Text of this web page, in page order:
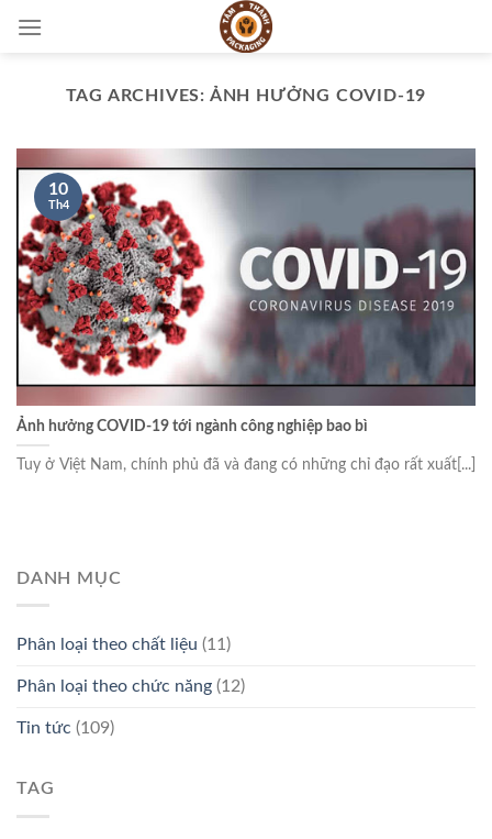
TAG ARCHIVES: ẢNH HƯỞNG COVID-19
Ảnh hưởng COVID-19 tới ngành công nghiệp bao bì
Tuy ở Việt Nam, chính phủ đã và đang có những chỉ đạo rất xuất[...]
10
Th4
DANH MỤC
Phân loại theo chất liệu (11)
Phân loại theo chức năng (12)
Tin tức (109)
TAG